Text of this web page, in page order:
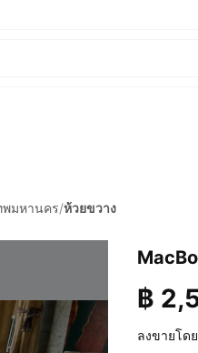
พมหานคร/ห้วยขวาง
฿
ลงขายโดย